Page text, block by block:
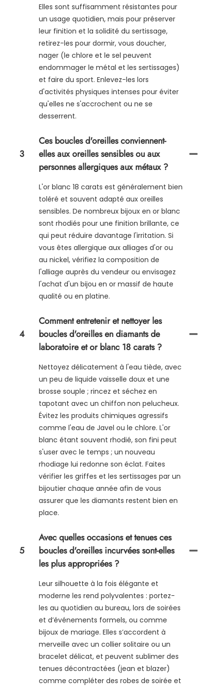
Elles sont suffisamment résistantes pour
un usage quotidien, mais pour préserver
leur finition et la solidité du sertissage,
retirez-les pour dormir, vous doucher,
nager (le chlore et le sel peuvent
endommager le métal et les sertissages)
et faire du sport. Enlevez-les lors
d'activités physiques intenses pour éviter
qu'elles ne s'accrochent ou ne se
desserrent.
3
Ces boucles d'oreilles conviennent-
elles aux oreilles sensibles ou aux
personnes allergiques aux métaux ?
L'or blanc 18 carats est généralement bien
toléré et souvent adapté aux oreilles
sensibles. De nombreux bijoux en or blanc
sont rhodiés pour une finition brillante, ce
qui peut réduire davantage l'irritation. Si
vous êtes allergique aux alliages d'or ou
au nickel, vérifiez la composition de
l'alliage auprès du vendeur ou envisagez
l'achat d'un bijou en or massif de haute
qualité ou en platine.
4
Comment entretenir et nettoyer les
boucles d'oreilles en diamants de
laboratoire et or blanc 18 carats ?
Nettoyez délicatement à l'eau tiède, avec
un peu de liquide vaisselle doux et une
brosse souple ; rincez et séchez en
tapotant avec un chiffon non pelucheux.
Évitez les produits chimiques agressifs
comme l'eau de Javel ou le chlore. L'or
blanc étant souvent rhodié, son fini peut
s'user avec le temps ; un nouveau
rhodiage lui redonne son éclat. Faites
vérifier les griffes et les sertissages par un
bijoutier chaque année afin de vous
assurer que les diamants restent bien en
place.
5
Avec quelles occasions et tenues ces
boucles d'oreilles incurvées sont-elles
les plus appropriées ?
Leur silhouette à la fois élégante et
moderne les rend polyvalentes : portez-
les au quotidien au bureau, lors de soirées
et d’événements formels, ou comme
bijoux de mariage. Elles s’accordent à
merveille avec un collier solitaire ou un
bracelet délicat, et peuvent sublimer des
tenues décontractées (jean et blazer)
comme compléter des robes de soirée et